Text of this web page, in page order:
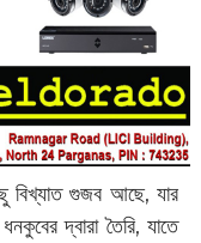
বিখ্যাত গুজব আছে, যার
দ্বারা তৈরি, যাতে